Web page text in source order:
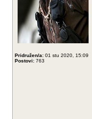
Pridružen/a: 01 stu 2020, 15:09
Postovi: 763